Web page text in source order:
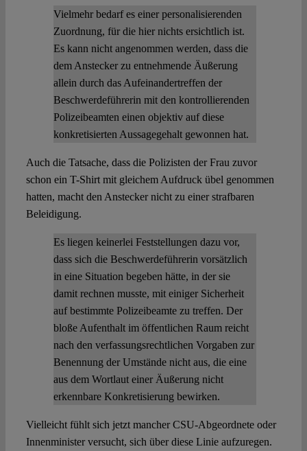
Vielmehr bedarf es einer personalisierenden
Zuordnung, für die hier nichts ersichtlich ist.
Es kann nicht angenommen werden, dass die
dem Anstecker zu entnehmende Äußerung
allein durch das Aufeinandertreffen der
Beschwerdeführerin mit den kontrollierenden
Polizeibeamten einen objektiv auf diese
konkretisierten Aussagegehalt gewonnen hat.
Auch die Tatsache, dass die Polizisten der Frau zuvor
schon ein T-Shirt mit gleichem Aufdruck übel genommen
hatten, macht den Anstecker nicht zu einer strafbaren
Beleidigung.
Es liegen keinerlei Feststellungen dazu vor,
dass sich die Beschwerdeführerin vorsätzlich
in eine Situation begeben hätte, in der sie
damit rechnen musste, mit einiger Sicherheit
auf bestimmte Polizeibeamte zu treffen. Der
bloße Aufenthalt im öffentlichen Raum reicht
nach den verfassungsrechtlichen Vorgaben zur
Benennung der Umstände nicht aus, die eine
aus dem Wortlaut einer Äußerung nicht
erkennbare Konkretisierung bewirken.
Vielleicht fühlt sich jetzt mancher CSU-Abgeordnete oder
Innenminister versucht, sich über diese Linie aufzuregen.